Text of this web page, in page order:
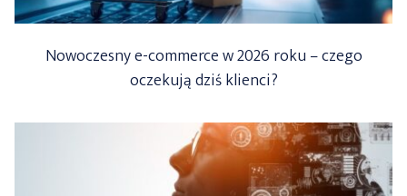
Nowoczesny e-commerce w 2026 roku – czego
oczekują dziś klienci?